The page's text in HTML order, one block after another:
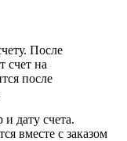
После
счет на
после
дату счета.
вместе с заказом